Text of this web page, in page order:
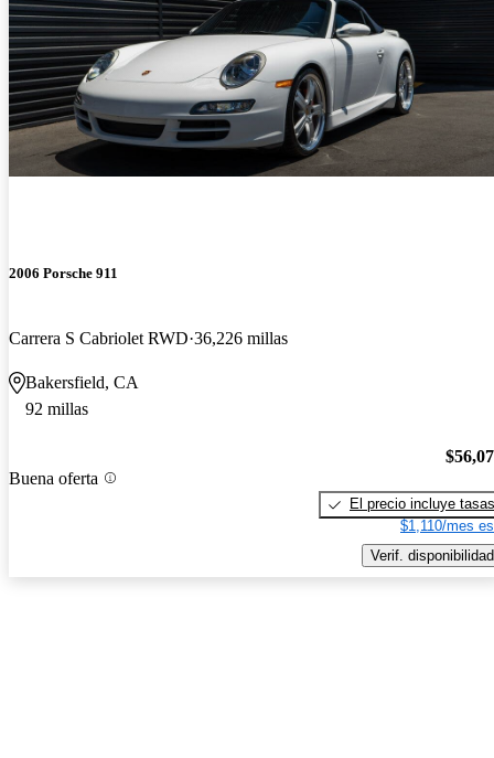
2006 Porsche 911
Carrera S Cabriolet RWD 36,226 millas
Bakersfield, CA
92 millas
Buena oferta
El precio incluye tasas
$1,110/mes
Verif. disponibilidad